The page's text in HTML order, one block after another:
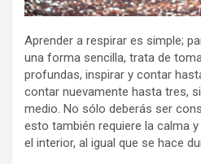
Aprender a respirar es simple;
una forma sencilla, trata de
profundas, inspirar y contar
contar nuevamente hasta tres,
medio. No sólo deberás ser
esto también requiere la calma
el interior, al igual que se hace